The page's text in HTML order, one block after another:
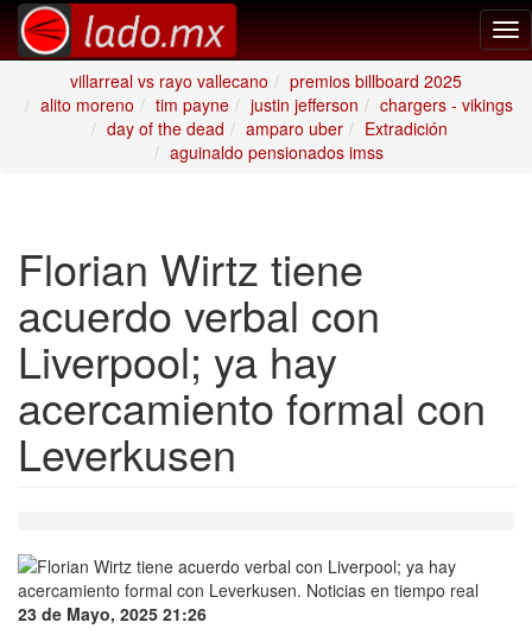
villarreal vs rayo vallecano
premios billboard 2025
alito moreno
tim payne justin jefferson
chargers - vikings
day of the dead
amparo uber
Extradición
aguinaldo pensionados imss
Florian Wirtz tiene
acuerdo verbal con
Liverpool; ya hay
acercamiento formal con
Leverkusen
23 de Mayo, 2025 21:26